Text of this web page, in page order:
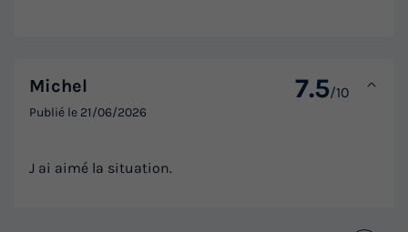
Michel 7.5/10
Publié le 21/06/2026
J ai aimé la situation.